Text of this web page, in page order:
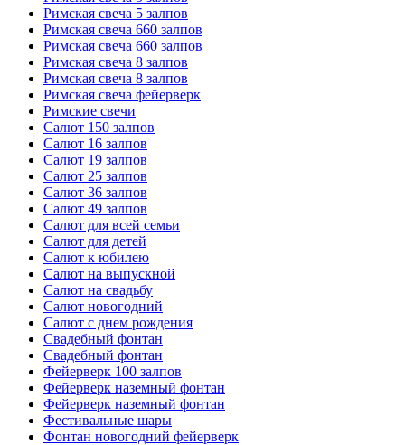
Римская свеча 5 залпов
Римская свеча 660 залпов
Римская свеча 660 залпов
Римская свеча 8 залпов
Римская свеча 8 залпов
Римская свеча фейерверк
Римские свечи
Салют 150 залпов
Салют 16 залпов
Салют 19 залпов
Салют 25 залпов
Салют 36 залпов
Салют 49 залпов
Салют для всей семьи
Салют для детей
Салют к юбилею
Салют на выпускной
Салют на свадьбу
Салют новогодний
Салют с днем рождения
Свадебный фонтан
Свадебный фонтан
Фейерверк 100 залпов
Фейерверк наземный фонтан
Фейерверк наземный фонтан
Фестивальные шары
Фонтан новогодний фейерверк